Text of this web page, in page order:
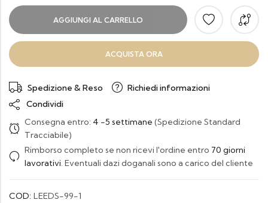
AGGIUNGI AL CARRELLO
ACQUISTA ORA
Spedizione & Reso
Richiedi informazioni
Condividi
Consegna entro: 4 -5 settimane (Spedizione Standard
Tracciabile)
Rimborso completo se non ricevi l'ordine entro 70 giorni
lavorativi. Eventuali dazi doganali sono a carico del cliente
COD: LEEDS-99-1